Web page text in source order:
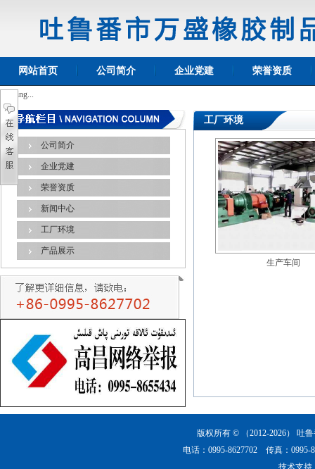
网站首页 公司简介 企业党建 荣誉资质
Loading...
公司简介
企业党建
荣誉资质
新闻中心
工厂环境
产品展示
工厂环境
生产车间
版权所有 © （2012-2026）吐
电话：0995-8627702 传真：
技术支持